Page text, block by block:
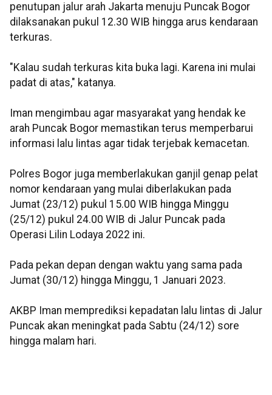
penutupan jalur arah Jakarta menuju Puncak Bogor
dilaksanakan pukul 12.30 WIB hingga arus kendaraan
terkuras.
"Kalau sudah terkuras kita buka lagi. Karena ini mulai
padat di atas," katanya.
Iman mengimbau agar masyarakat yang hendak ke
arah Puncak Bogor memastikan terus memperbarui
informasi lalu lintas agar tidak terjebak kemacetan.
Polres Bogor juga memberlakukan ganjil genap pelat
nomor kendaraan yang mulai diberlakukan pada
Jumat (23/12) pukul 15.00 WIB hingga Minggu
(25/12) pukul 24.00 WIB di Jalur Puncak pada
Operasi Lilin Lodaya 2022 ini.
Pada pekan depan dengan waktu yang sama pada
Jumat (30/12) hingga Minggu, 1 Januari 2023.
AKBP Iman memprediksi kepadatan lalu lintas di Jalur
Puncak akan meningkat pada Sabtu (24/12) sore
hingga malam hari.